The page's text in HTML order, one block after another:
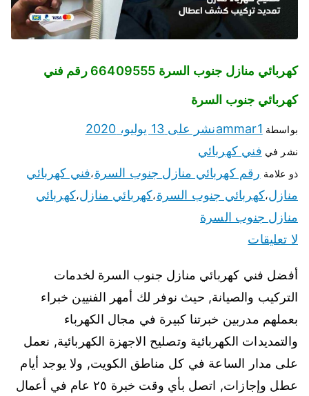
كهربائي منازل جنوب السرة 66409555 رقم فني
كهربائي جنوب السرة
بواسطة ammar1نشر على 13 يوليو، 2020
نشر في فني كهربائي
ذو علامة رقم كهربائي منازل جنوب السرة،فني كهربائي
منازل،كهربائي جنوب السرة،كهربائي منازل،كهربائي
منازل جنوب السرة
لا تعليقات
أفضل فني كهربائي منازل جنوب السرة لخدمات
التركيب والصيانة, حيث نوفر لك أمهر الفنيين خبراء
بعملهم مدربين خبرتنا كبيرة في مجال الكهرباء
والتمديدات الكهربائية وتصليح الاجهزة الكهربائية, نعمل
على مدار الساعة في كل مناطق الكويت, ولا يوجد أيام
عطل وإجازات, اتصل بأي وقت خبرة ٢٥ عام في أعمال